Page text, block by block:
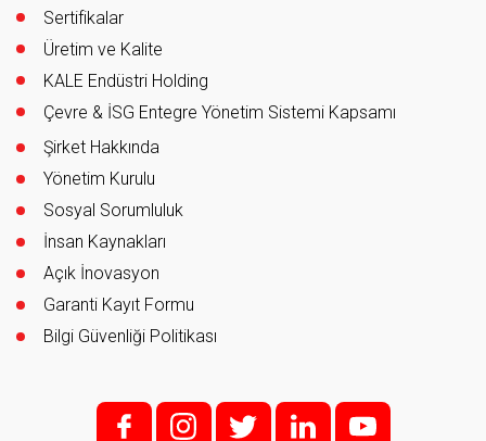
Sertifikalar
Üretim ve Kalite
KALE Endüstri Holding
Çevre & İSG Entegre Yönetim Sistemi Kapsamı
Şirket Hakkında
Yönetim Kurulu
Sosyal Sorumluluk
İnsan Kaynakları
Açık İnovasyon
Garanti Kayıt Formu
Bilgi Güvenliği Politikası
f; i; t l y